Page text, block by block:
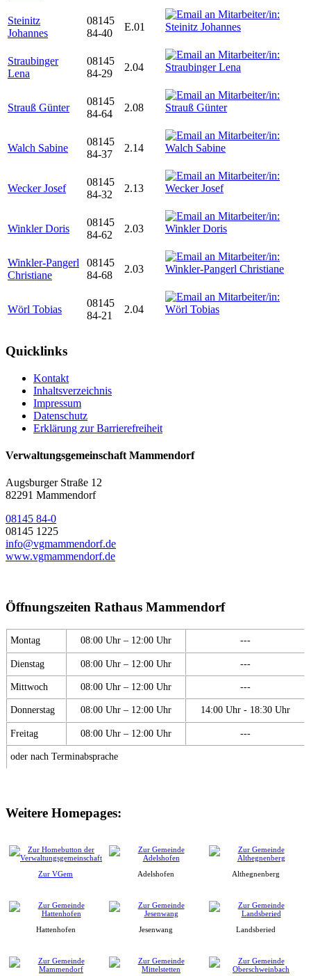
Steinitz
Johannes
08145
84-40
E.01
Straubinger
Lena
08145
84-29
2.04
Strauß Günter
08145
84-64
2.08
Walch Sabine
08145
84-37
2.14
Wecker Josef
08145
84-32
2.13
Winkler Doris
08145
84-62
2.03
Winkler-Pangerl
Christiane
08145
84-68
2.03
Wörl Tobias
08145
84-21
2.04
Quicklinks
Kontakt
Inhaltsverzeichnis
Impressum
Datenschutz
Erklärung zur Barrierefreiheit
Verwaltungsgemeinschaft Mammendorf
Augsburger Straße 12
82291 Mammendorf
08145 84-0
08145 1225
info@vgmammendorf.de
www.vgmammendorf.de
Öffnungszeiten Rathaus Mammendorf
Montag 08:00 Uhr – 12:00 Uhr ---
Dienstag 08:00 Uhr – 12:00 Uhr ---
Mittwoch 08:00 Uhr – 12:00 Uhr ---
Donnerstag 08:00 Uhr – 12:00 Uhr 14:00 Uhr - 18:30 Uhr
Freitag 08:00 Uhr – 12:00 Uhr ---
oder nach Terminabsprache
Weitere Homepages:
Zur VGem Adelshofen Althegnenberg
Hattenhofen Jesenwang Landsberied